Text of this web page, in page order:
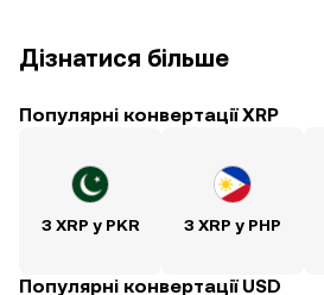
Дізнатися більше
Популярні конвертації XRP
З XRP у PKR З XRP у PHP
Популярні конвертації USD